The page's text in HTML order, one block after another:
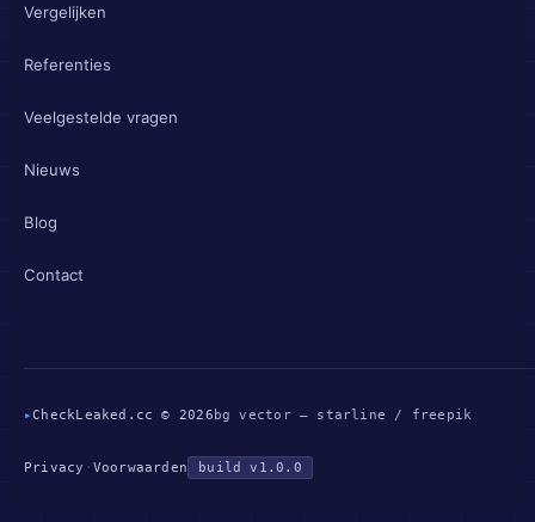
Vergelijken
Referenties
Veelgestelde vragen
Nieuws
Blog
Contact
▸CheckLeaked.cc © 2026 bg vector — starline / freepik
Privacy · Voorwaarden build v1.0.0